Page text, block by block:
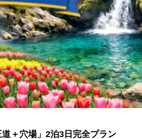
＋穴場」2泊3日完全プラン